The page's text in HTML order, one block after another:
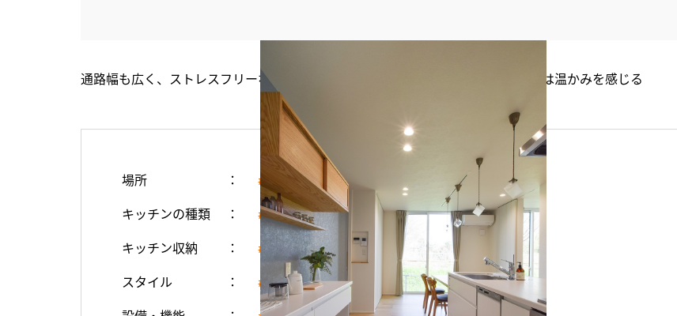
通路幅も広く、ストレスフリーなキッチン。木の風合いを活かした吊戸棚･飾り棚は温かみを感じる
場所 #キッチン
キッチンの種類 #カウンターキッチン
キッチン収納 #カップボード
スタイル #シンプル・ナチュラル #モダン